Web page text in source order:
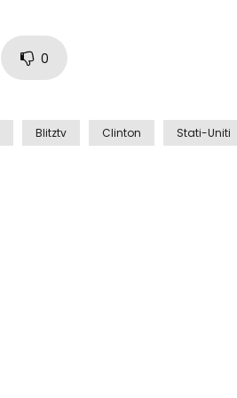
0
Blitztv Clinton Stati-Uniti